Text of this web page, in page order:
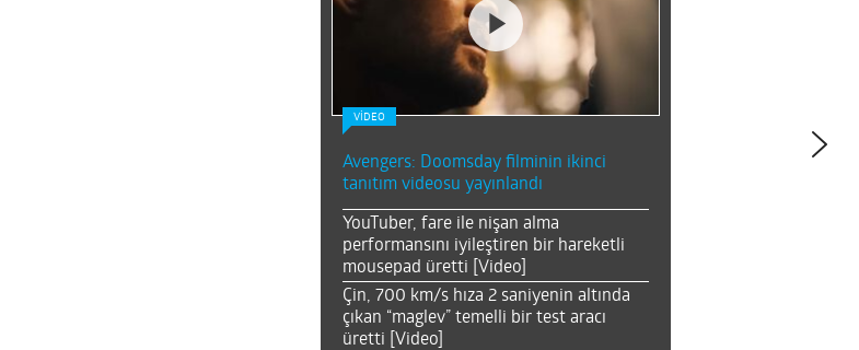
VİDEO
Avengers: Doomsday filminin ikinci
tanıtım videosu yayınlandı
YouTuber, fare ile nişan alma
performansını iyileştiren bir hareketli
mousepad üretti [Video]
Çin, 700 km/s hıza 2 saniyenin altında
çıkan “maglev” temelli bir test aracı
üretti [Video]